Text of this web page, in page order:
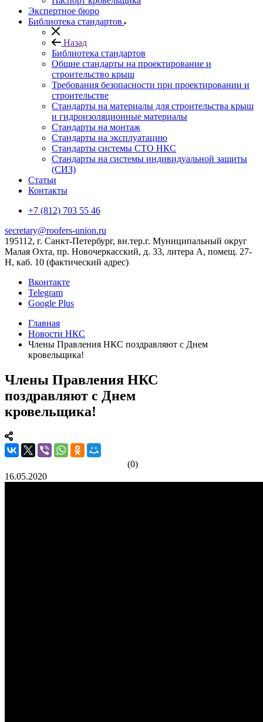
Экспертное бюро
Библиотека стандартов
Назад
Библиотека стандартов
Общие стандарты на проектирование и
строительство крыш
Требования безопасности при проектировании и
строительстве
Стандарты на материалы для строительства крыш
и гидроизоляционные материалы
Стандарты на монтаж
Стандарты на эксплуатацию
Стандарты системы СТО НКС
Стандарты на системы индивидуальной защиты
(СИЗ)
Статьи
Контакты
+7 (812) 703 55 46
secretary@roofers-union.ru
195112, г. Санкт-Петербург, вн.тер.г. Муниципальный округ
Малая Охта, пр. Новочеркасский, д. 33, литера А, помещ. 27-
Н, каб. 10 (фактический адрес)
Вконтакте
Telegram
Google Plus
Главная
Новости НКС
Члены Правления НКС поздравляют с Днем
кровельщика!
Члены Правления НКС
поздравляют с Днем
кровельщика!
(0)
16.05.2020